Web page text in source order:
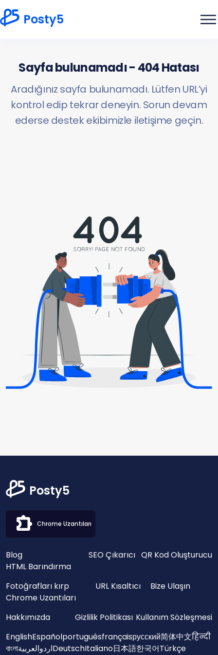
Posty5
Sayfa bulunamadı - 404 Hatası
Aradığınız sayfa bulunamadı. Lütfen URL’yi
kontrol edip tekrar deneyin. Sorun devam
ederse destek ekibimizle iletişime geçin.
Posty5
Chrome Uzantıları
Blog SEO Çıkarıcı QR Kod Oluşturucu
HTML Barındırma
Fotoğrafları kırp
URL Kısaltıcı
Bize Ulaşın
Chrome Uzantıları
Hakkımızda
Gizlilik Politikası Kullanım Sözleşmesi
EnglishEspañolportuguêsfrançaisрусский简体中文हिन्दी
বাংলাالعربيةاردوDeutschItaliano日本語한국어Türkçe